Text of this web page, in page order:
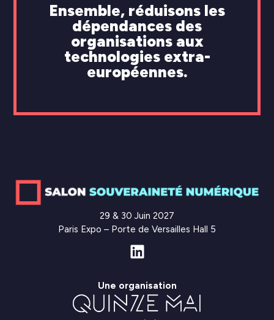
Ensemble, réduisons les
dépendances des
organisations aux
technologies extra-
européennes.
Une organisation
29 & 30 Juin 2027
Paris Expo – Porte de Versailles Hall 5